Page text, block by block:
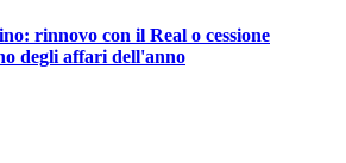
rinnovo con il Real o cessione
degli affari dell'anno